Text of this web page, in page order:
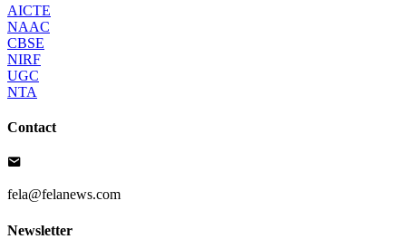
AICTE
NAAC
CBSE
NIRF
UGC
NTA
Contact
fela@felanews.com
Newsletter